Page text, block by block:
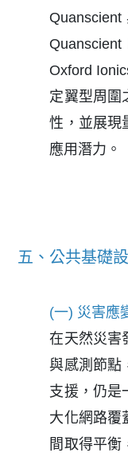
Quanscient
Oxford
定翼型周圍
性，並展現
應用潛力。
五、公共基礎
(一) 災害應
在天然災害
與感測節點
支援，仍是
大化網路覆
間取得平衡